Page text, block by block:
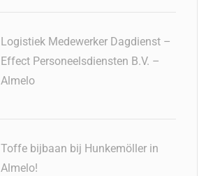
Logistiek Medewerker Dagdienst –
Effect Personeelsdiensten B.V. –
Almelo
Toffe bijbaan bij Hunkemöller in
Almelo!